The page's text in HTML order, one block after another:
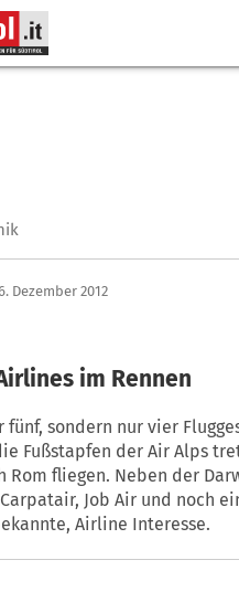
Dezember 2012
im Rennen
fünf, sondern nur vier
Fußstapfen der Air Alps
Rom fliegen. Neben der
Job Air und noch
Airline Interesse.